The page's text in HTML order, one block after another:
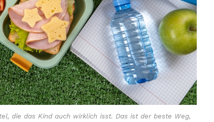
die das Kind auch wirklich isst. Das ist der beste Weg,